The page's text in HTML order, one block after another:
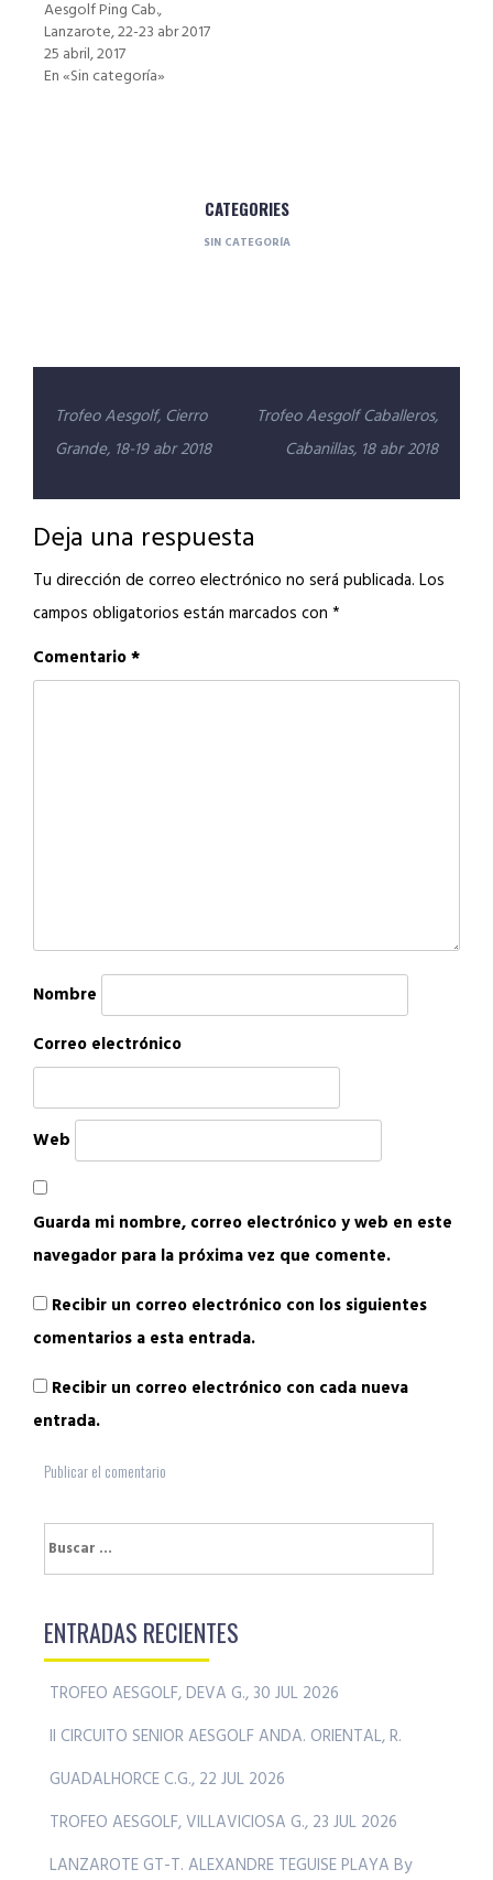
Aesgolf Ping Cab.,
Lanzarote, 22-23 abr 2017
25 abril, 2017
En «Sin categoría»
CATEGORIES
SIN CATEGORÍA
Navegación
de
entradas
Trofeo Aesgolf, Cierro
Grande, 18-19 abr 2018
Trofeo Aesgolf Caballeros,
Cabanillas, 18 abr 2018
Deja una respuesta
Tu dirección de correo electrónico no será publicada. Los
campos obligatorios están marcados con *
Comentario*
Nombre
Correo electrónico
Web
Guarda mi nombre, correo electrónico y web en este
navegador para la próxima vez que comente.
Recibir un correo electrónico con los siguientes
comentarios a esta entrada.
Recibir un correo electrónico con cada nueva
entrada.
Buscar:
ENTRADAS RECIENTES
TROFEO AESGOLF, DEVA G., 30 JUL 2026
II CIRCUITO SENIOR AESGOLF ANDA. ORIENTAL, R.
GUADALHORCE C.G., 22 JUL 2026
TROFEO AESGOLF, VILLAVICIOSA G., 23 JUL 2026
LANZAROTE GT-T. ALEXANDRE TEGUISE PLAYA By